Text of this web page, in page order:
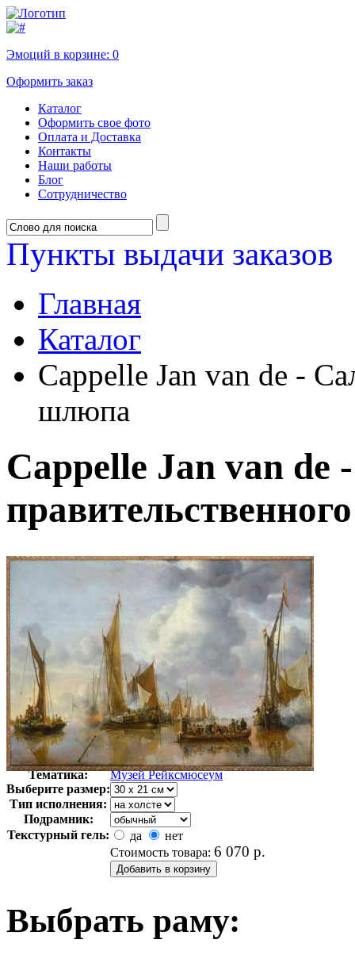
Эмоций в корзине: 0
Оформить заказ
Каталог
Оформить свое фото
Оплата и Доставка
Контакты
Наши работы
Блог
Сотрудничество
Пункты выдачи заказов
Главная
Каталог
Cappelle Jan van de -
шлюпа
Cappelle Jan van de
Автор:
Неизвестно
Арт-стиль
Голландская живопись
Тематика:
Музей Рейксмюсеум
Выберите размер:
Тип исполнения:
Подрамник:
Текстурный гель:
да
нет
Стоимость товара: 6 070 р.
Выбрать раму: